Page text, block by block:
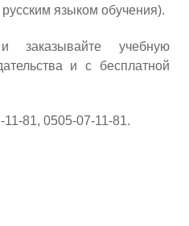
языком обучения).
заказывайте учебную
и с бесплатной
81, 0505-07-11-81.